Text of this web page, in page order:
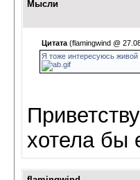
Мысли
Цитата (flamingwind @
Я тоже интересуюсь
хотела бы